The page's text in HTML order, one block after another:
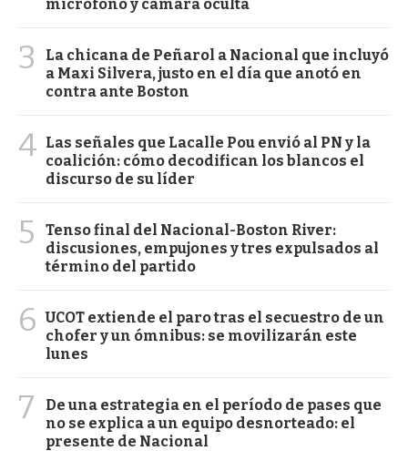
micrófono y cámara oculta
3
La chicana de Peñarol a Nacional que incluyó
a Maxi Silvera, justo en el día que anotó en
contra ante Boston
4 Las señales que Lacalle Pou envió al PN y la
coalición: cómo decodifican los blancos el
discurso de su líder
5
Tenso final del Nacional-Boston River:
discusiones, empujones y tres expulsados al
término del partido
6 UCOT extiende el paro tras el secuestro de un
chofer y un ómnibus: se movilizarán este
lunes
7
De una estrategia en el período de pases que
no se explica a un equipo desnorteado: el
presente de Nacional